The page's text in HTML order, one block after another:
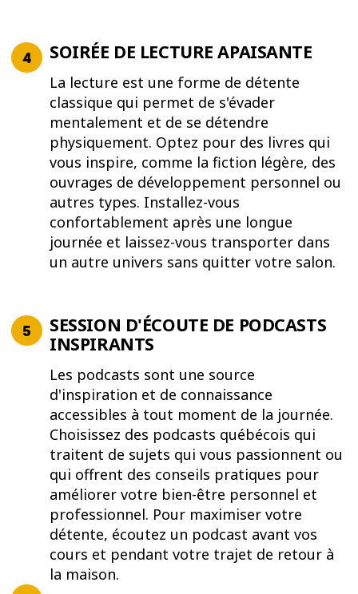
SOIRÉE DE LECTURE APAISANTE
La lecture est une forme de détente
classique qui permet de s'évader
mentalement et de se détendre
physiquement. Optez pour des livres qui
vous inspire, comme la fiction légère, des
ouvrages de développement personnel ou
autres types. Installez-vous
confortablement après une longue
journée et laissez-vous transporter dans
un autre univers sans quitter votre salon.
SESSION D'ÉCOUTE DE PODCASTS
INSPIRANTS
Les podcasts sont une source
d'inspiration et de connaissance
accessibles à tout moment de la journée.
Choisissez des podcasts québécois qui
traitent de sujets qui vous passionnent ou
qui offrent des conseils pratiques pour
améliorer votre bien-être personnel et
professionnel. Pour maximiser votre
détente, écoutez un podcast avant vos
cours et pendant votre trajet de retour à
la maison.